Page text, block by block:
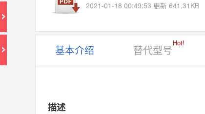
2021-01-18 00:49:53 更新 641.31KB
基本介绍 替代型号
Hot!
描述